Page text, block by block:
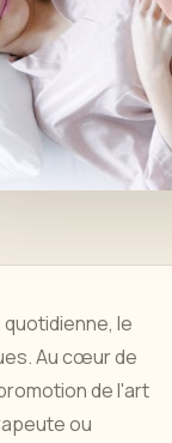
le
Au cœur de
de l'art
ou